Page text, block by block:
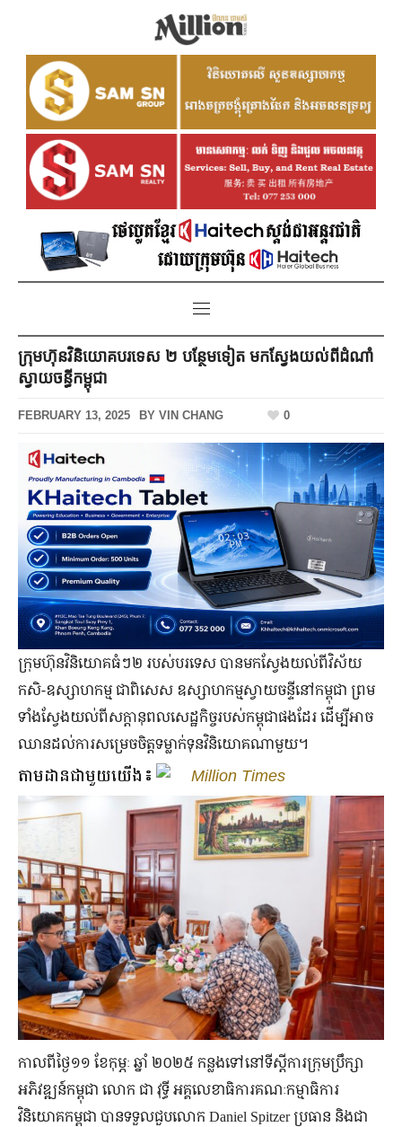
ក្រុមហ៊ុនវិនិយោគបរទេស ២ បន្ថែមទៀត មក​ស្វែងយល់ពី​​ដំណាំ
ស្វាយចន្ធីកម្ពុជា
FEBRUARY 13, 2025 BY VIN CHANG 0
ក្រុមហ៊ុន​វិនិយោគ​ធំ​ៗ​២ របស់​បរទេស បាន​មក​ស្វែងយល់​ពី​វិស័យ​
កសិ-ឧស្សាហកម្ម ជាពិសេស ឧស្សាហកម្ម​ស្វាយ​ចន្ទី​នៅ​កម្ពុជា ព្រម​
ទាំង​ស្វែងយល់​ពី​សក្ដានុពល​សេដ្ឋកិច្ច​របស់​កម្ពុជា​ផង​ដែរ ដើម្បី​អាច​
ឈាន​ដល់​ការ​សម្រេច​ចិត្ត​ទម្លាក់​ទុន​វិនិយោគ​ណា​មួយ។
តាមដានជាមួយយើង៖ Million Times
កាលពី​ថ្ងៃ១១ ខែ​កុម្ភៈ ឆ្នាំ ២០២៥ កន្លង​ទៅ​នៅ​ទីស្ដីការ​ក្រុម​ប្រឹក្សា​
អភិវឌ្ឍន៍​កម្ពុជា លោក ជា វុទ្ធី អគ្គលេខាធិការ​គណៈកម្មាធិការ​
វិនិយោគ​កម្ពុជា បាន​ទទួល​ជួប​លោក Daniel Spitzer ប្រធាន និង​ជា​